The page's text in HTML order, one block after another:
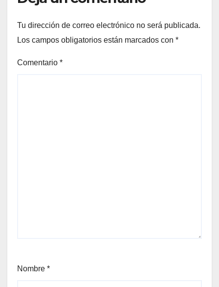
Tu dirección de correo electrónico no será publicada.
Los campos obligatorios están marcados con *
Comentario *
Nombre *